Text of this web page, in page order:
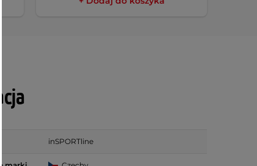
inSPORTline